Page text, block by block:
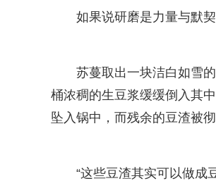
如果说研磨是力量与默
苏蔓取出一块洁白如雪
桶浓稠的生豆浆缓缓倒入其
坠入锅中，而残余的豆渣被彻
“这些豆渣其实可以做成